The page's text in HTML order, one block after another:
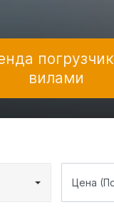
вилами